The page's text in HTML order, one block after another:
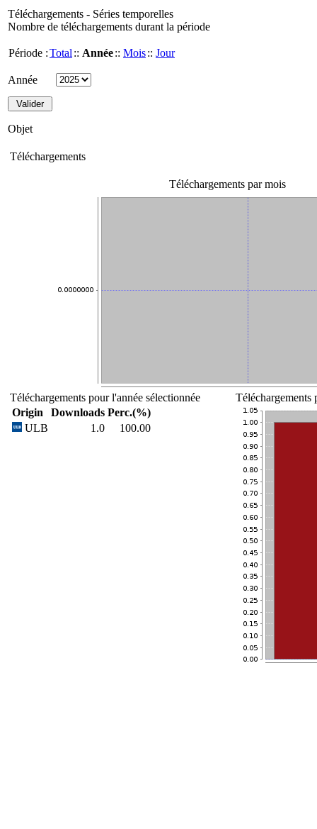
Téléchargements - Séries temporelles
Nombre de téléchargements durant la période
Période :Total :: Année:: Mois:: Jour
Année
Objet
Téléchargements
Téléchargements par mois
Téléchargements pour l'année sélectionnée
Origin
Downloads Perc.(%)
ULB
1.0 100.00
Téléchargements